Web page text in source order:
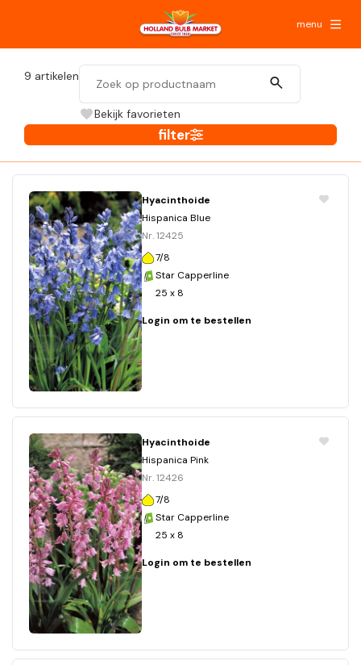
menu
9 artikelen
Bekijk favorieten
filter
Hyacinthoide
Hispanica Blue
Nr. 12425
7/8
Star Capperline
25 x 8
Login om te bestellen
Hyacinthoide
Hispanica Pink
Nr. 12426
7/8
Star Capperline
25 x 8
Login om te bestellen